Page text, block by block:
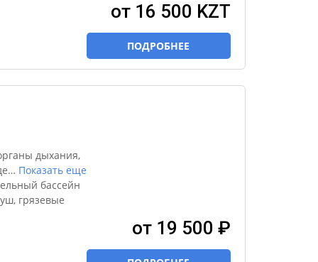
от 16 500 KZT
ПОДРОБНЕЕ
дыхания,
… Показать еще
бассейн
грязевые
от 19 500 ₽